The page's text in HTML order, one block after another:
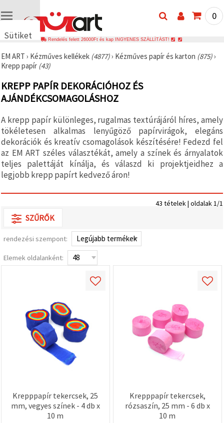
Sütiket
🍪 Cookie-
kat és
technológiákat
használunk
annak
hogy
biztosítsuk
a weboldal
megfelelő
javítsuk az
Ön
felhasználói
élményét,
hozzájárulásával
forgalmat,
relevánsabb
tartalmat
hirdetéseket
jelenítsünk
Az "Összes
elfogadása"
Beállításokban
megadhatja
preferenciáit
0
Rendelés felett 26000Ft és kap INGYENES SZÁLLÍTÁST!
EM ART › Kézműves kellékek (4877)› Kézműves papír és karton (875)›
Krepp papír (43)
KREPP PAPÍR DEKORÁCIÓHOZ ÉS
AJÁNDÉKCSOMAGOLÁSHOZ
A krepp papír különleges, rugalmas textúrájáról híres, amely
tökéletesen alkalmas lenyűgöző papírvirágok, elegáns
dekorációk és kreatív csomagolások készítésére! Fedezd fel
az EM ART széles választékát, amely a színek és árnyalatok
teljes palettáját kínálja, és válaszd ki projektjeidhez a
legjobb krepp papírt kedvező áron!
43 tételek | oldalak 1/1
SZŰRŐK
rendezési szempont:
Elemek oldalanként:
Krepppapír tekercsek, 25
mm, vegyes színek - 4 db x
10 m
Krepppapír tekercsek,
rózsaszín, 25 mm - 6 db x
10 m